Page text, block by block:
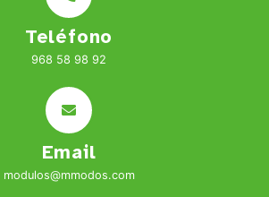
Teléfono
968 58 98 92
Email
modulos@mmodos.com